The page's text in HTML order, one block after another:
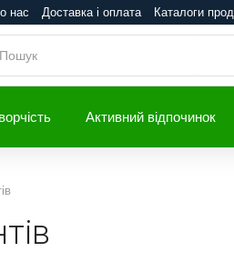
нас Доставка і оплата Каталоги
Активний відпочинок